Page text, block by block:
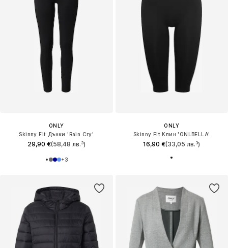
ONLY
Skinny Fit Дънки 'Rain Cry'
29,90 €(58,48 лв.³)
+3
ONLY
Skinny Fit Клин 'ONLBELLA'
16,90 €(33,05 лв.³)